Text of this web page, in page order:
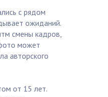
с рядом
ожиданий.
смены кадров,
может
авторского
от 15 лет.